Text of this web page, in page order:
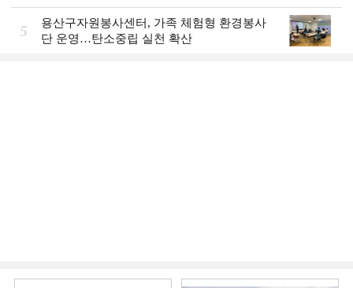
5
용산구자원봉사센터, 가족 체험형 환경봉사
단 운영…탄소중립 실천 확산